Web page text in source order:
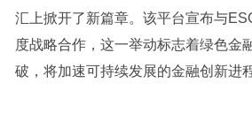
汇上掀开了新篇章。该平台宣布与
度战略合作，这一举动标志着绿色金
破，将加速可持续发展的金融创新进程